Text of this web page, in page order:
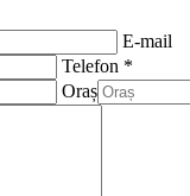
E-mail
Telefon *
Oraș